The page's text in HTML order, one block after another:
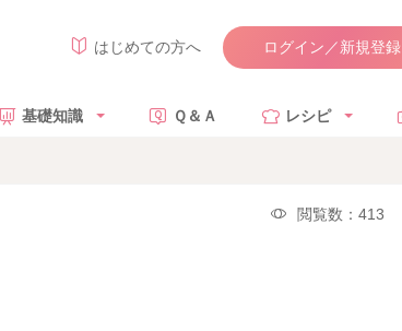
はじめての方へ ログイン／新規登録
基礎知識 Ｑ＆Ａ レシピ
閲覧数：413